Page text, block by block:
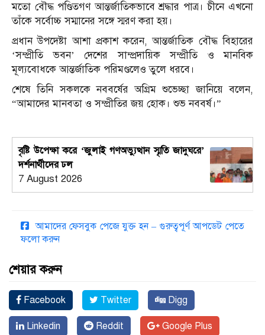
মতো বৌদ্ধ পণ্ডিতগণ আন্তর্জাতিকভাবে শ্রদ্ধার পাত্র। চীনে এখনো
তাঁকে সর্বোচ্চ সম্মানের সঙ্গে স্মরণ করা হয়।
প্রধান উপদেষ্টা আশা প্রকাশ করেন, আন্তর্জাতিক বৌদ্ধ বিহারের
‘সম্প্রীতি ভবন’ দেশের সাম্প্রদায়িক সম্প্রীতি ও মানবিক
মূল্যবোধকে আন্তর্জাতিক পরিমণ্ডলেও তুলে ধরবে।
শেষে তিনি সকলকে নববর্ষের অগ্রিম শুভেচ্ছা জানিয়ে বলেন,
“আমাদের মানবতা ও সম্প্রীতির জয় হোক। শুভ নববর্ষ।”
বৃষ্টি উপেক্ষা করে ‘জুলাই গণঅভ্যুত্থান স্মৃতি জাদুঘরে’
দর্শনার্থীদের ঢল
7 August 2026
আমাদের ফেসবুক পেজে যুক্ত হন – গুরুত্বপূর্ণ আপডেট পেতে
ফলো করুন
শেয়ার করুন
Facebook Twitter Digg
Linkedin Reddit Google Plus